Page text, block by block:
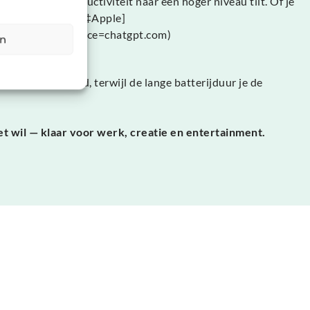
[oai_citation:2‡Apple]
?utm_source=chatgpt.com)
met stevigheid, terwijl de lange batterijduur je de
wil — klaar voor werk, creatie en entertainment.